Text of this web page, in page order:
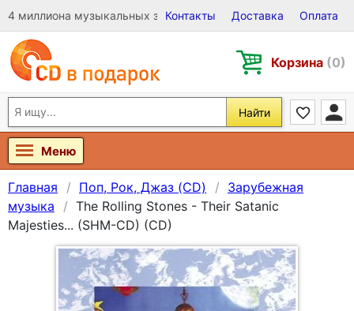
4 миллиона музыкальных записей на Виниле, CD и DVD
Контакты Доставка Оплата
Корзина (0)
Найти
Меню
Главная Поп, Рок, Джаз (CD)
Зарубежная
музыка
The Rolling Stones - Their Satanic
Majesties... (SHM-CD) (CD)